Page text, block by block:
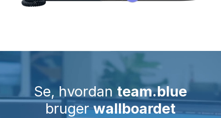
Se, hvordan team.blue
brugerwallboardet